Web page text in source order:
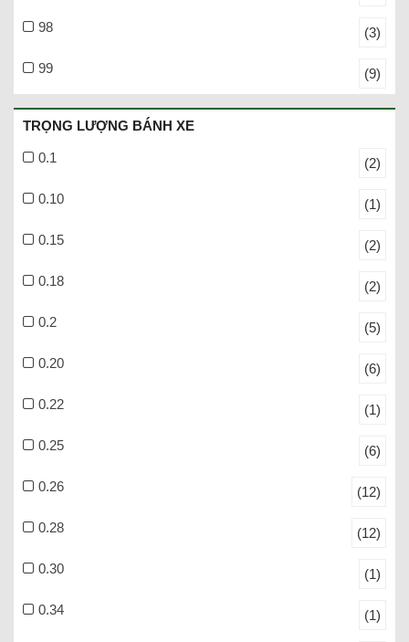
98 (3)
99 (9)
TRỌNG LƯỢNG BÁNH XE
0.1 (2)
0.10 (1)
0.15 (2)
0.18 (2)
0.2 (5)
0.20 (6)
0.22 (1)
0.25 (6)
0.26 (12)
0.28 (12)
0.30 (1)
0.34 (1)